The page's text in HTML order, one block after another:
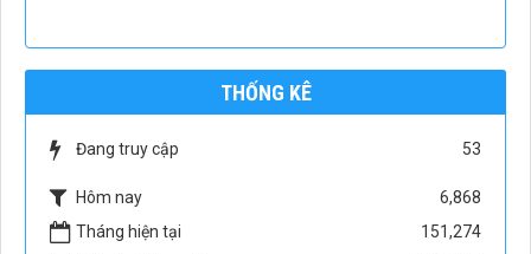
THỐNG KÊ
Đang truy cập 53
Hôm nay
6,868
Tháng hiện tại
151,274